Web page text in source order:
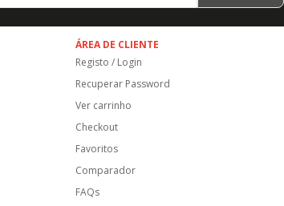
ÁREA DE CLIENTE
Registo / Login
Recuperar Password
Ver carrinho
Checkout
Favoritos
Comparador
FAQs